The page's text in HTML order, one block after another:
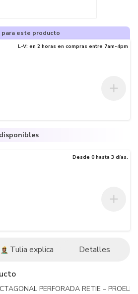
para este producto
L-V: en 2 horas en compras entre 7am-4pm
Desde 0 hasta 3 días.
Tulia explica Detalles
PERFORADA RETIE –